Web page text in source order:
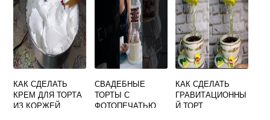
КАК СДЕЛАТЬ
КРЕМ ДЛЯ ТОРТА
ИЗ КОРЖЕЙ
СВАДЕБНЫЕ
ТОРТЫ С
ФОТОПЕЧАТЬЮ
КАК СДЕЛАТЬ
ГРАВИТАЦИОННЫ
Й ТОРТ